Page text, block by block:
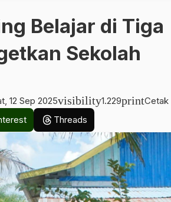
Belajar di Tiga
Sekolah
12 Sep 2025visibility1.229printCetak
Threads